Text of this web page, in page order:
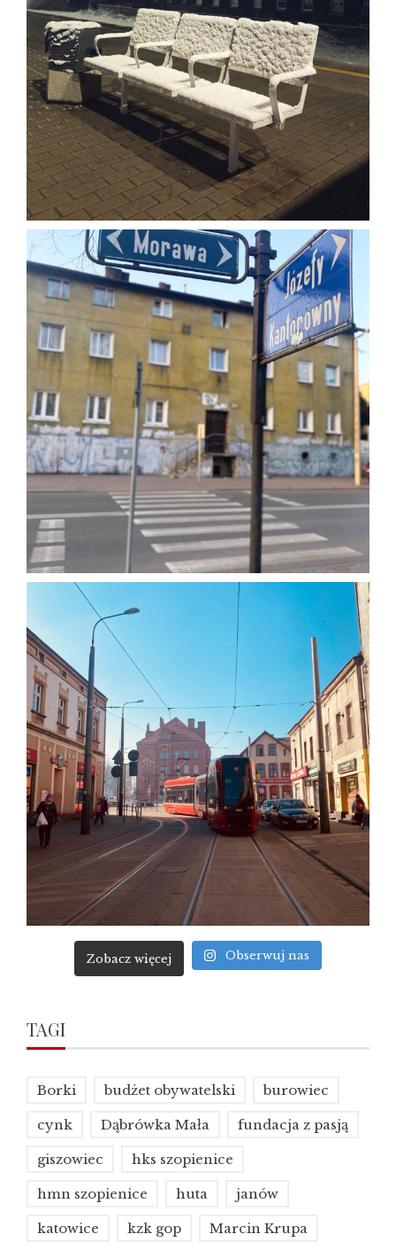
Zobacz więcej Obserwuj nas
TAGI
Borki budżet obywatelski burowiec
cynk Dąbrówka Mała fundacja z pasją
giszowiec hks szopienice
hmn szopienice huta janów
katowice kzk gop Marcin Krupa